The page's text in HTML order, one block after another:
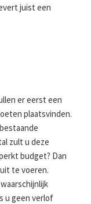
juist een
er eerst een
plaatsvinden.
zult u deze
budget? Dan
te voeren.
u geen verlof